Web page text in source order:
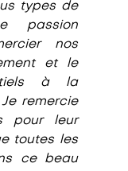
types de
passion
nos
et le
à la
remercie
pour leur
toutes les
ce beau